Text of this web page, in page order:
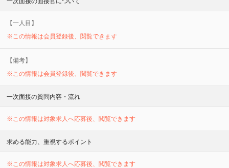
【一人目】
※この情報は会員登録後、閲覧できます
【備考】
※この情報は会員登録後、閲覧できます
一次面接の質問内容・流れ
※この情報は対象求人へ応募後、閲覧できます
求める能力、重視するポイント
※この情報は対象求人へ応募後、閲覧できます